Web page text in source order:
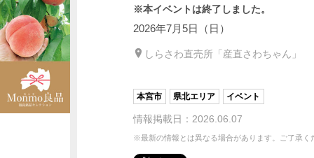
※本イベントは終了しました。
2026年7月5日（日）
しらさわ直売所「産直さわちゃん」
本宮市 県北エリア イベント
情報掲載日：2026.06.07
※最新の情報とは異なる場合があります。ご了承く